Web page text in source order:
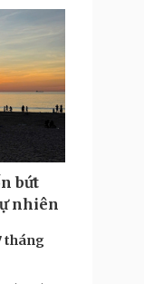
bứt
nhiên
tháng